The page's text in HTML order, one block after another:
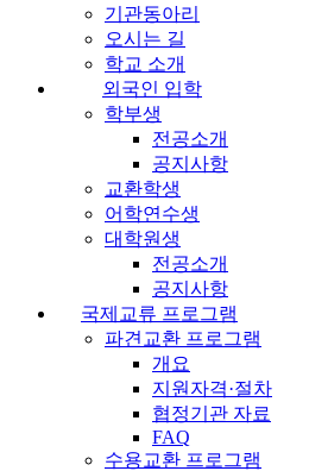
기관동아리
오시는 길
학교 소개
외국인 입학
학부생
전공소개
공지사항
교환학생
어학연수생
대학원생
전공소개
공지사항
국제교류 프로그램
파견교환 프로그램
개요
지원자격·절차
협정기관 자료
FAQ
수용교환 프로그램